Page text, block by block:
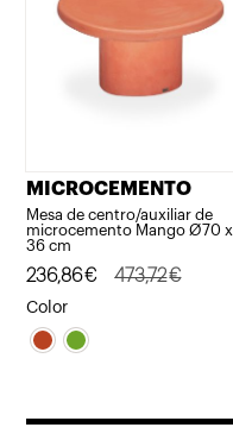
MICROCEMENTO
Mesa de centro/auxiliar de
microcemento Mango Ø70 x
36 cm
473,72€
El
precio
original
236,86€
El
precio
actual
Color